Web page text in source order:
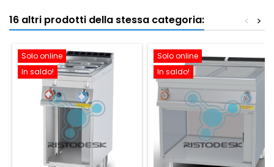
16 altri prodotti della stessa categoria: >
<
Solo online
In saldo!
Solo online
In saldo!